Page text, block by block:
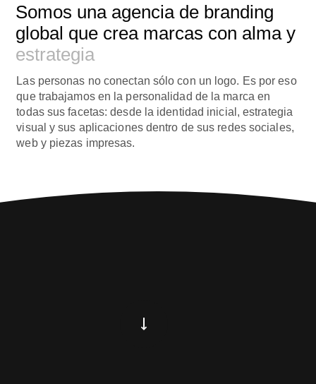
Somos una agencia de branding
global que crea marcas con alma y
estrategia
Las personas no conectan sólo con un logo. Es por eso
que trabajamos en la personalidad de la marca en
todas sus facetas: desde la identidad inicial, estrategia
visual y sus aplicaciones dentro de sus redes sociales,
web y piezas impresas.